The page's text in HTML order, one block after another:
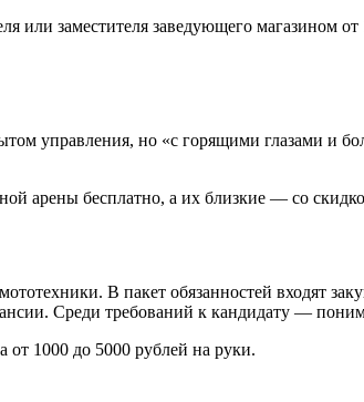
или заместителя заведующего магазином
управления, но «с горящими глазами и
арены бесплатно, а их близкие — со
В пакет обязанностей входят
Среди требований к кандидату —
от 1000 до 5000 рублей на руки.